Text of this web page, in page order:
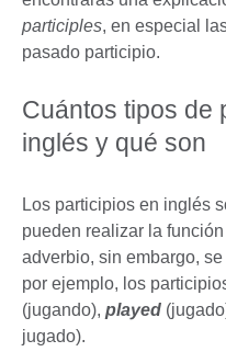
participles, en especial
pasado participio.
Cuántos tipos de
inglés y qué son
Los participios en inglés
pueden realizar la
adverbio, sin embargo,
por ejemplo, los
(jugando), played
jugado).